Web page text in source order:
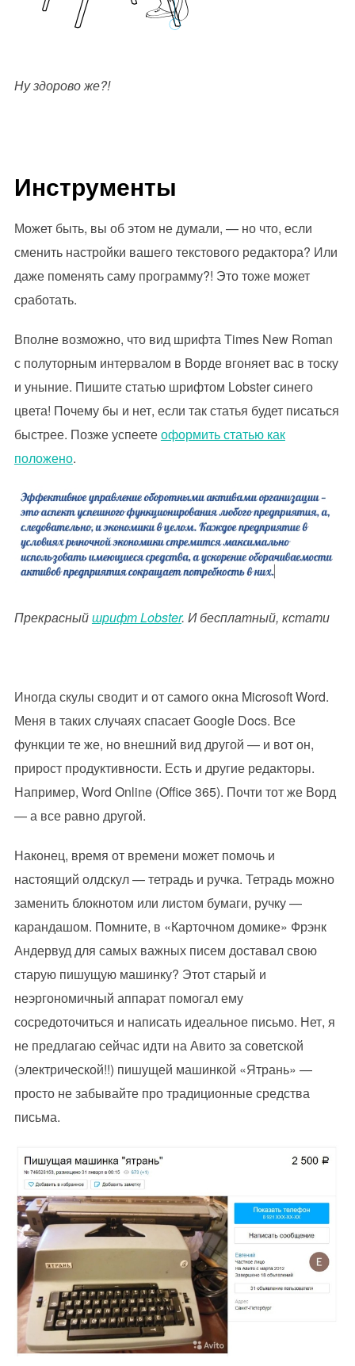
Ну здорово же?!
Инструменты
Может быть, вы об этом не думали, — но что, если
сменить настройки вашего текстового редактора? Или
даже поменять саму программу?! Это тоже может
сработать.
Вполне возможно, что вид шрифта Times New Roman
с полуторным интервалом в Ворде вгоняет вас в тоску
и уныние. Пишите статью шрифтом Lobster синего
цвета! Почему бы и нет, если так статья будет писаться
быстрее. Позже успеетеоформить статью как
положено.
Прекрасныйшрифт Lobster. И бесплатный, кстати
Иногда скулы сводит и от самого окна Microsoft Word.
Меня в таких случаях спасает Google Docs. Все
функции те же, но внешний вид другой — и вот он,
прирост продуктивности. Есть и другие редакторы.
Например, Word Online (Office 365). Почти тот же Ворд
— а все равно другой.
Наконец, время от времени может помочь и
настоящий олдскул — тетрадь и ручка. Тетрадь можно
заменить блокнотом или листом бумаги, ручку —
карандашом. Помните, в «Карточном домике» Фрэнк
Андервуд для самых важных писем доставал свою
старую пишущую машинку? Этот старый и
неэргономичный аппарат помогал ему
сосредоточиться и написать идеальное письмо. Нет, я
не предлагаю сейчас идти на Авито за советской
(электрической!!) пишущей машинкой «Ятрань» —
просто не забывайте про традиционные средства
письма.